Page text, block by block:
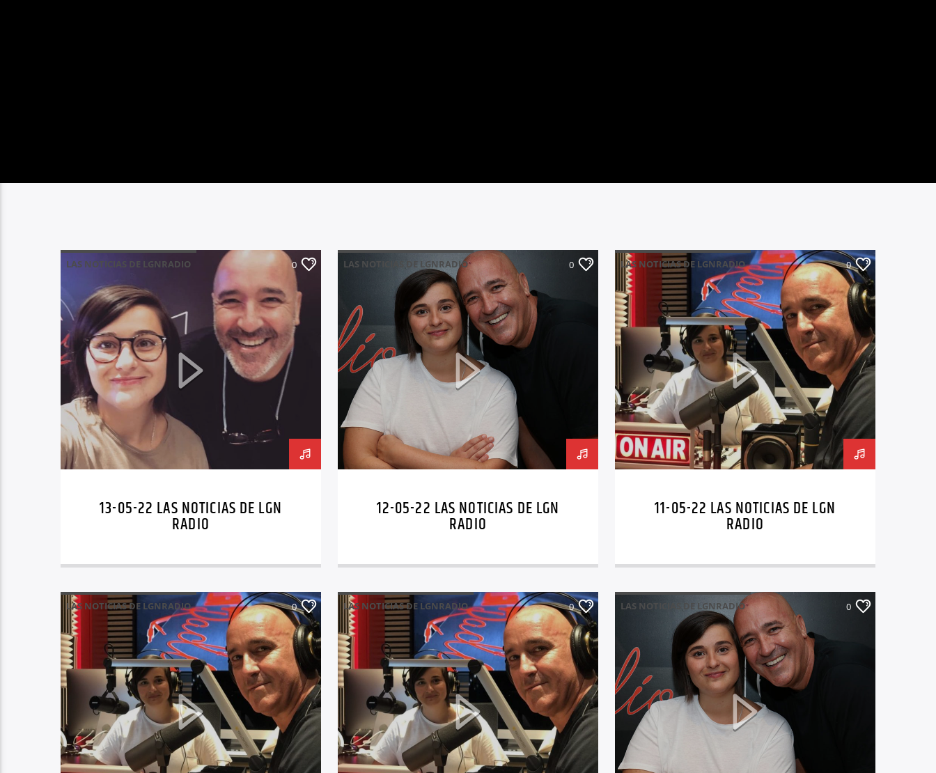
LAS NOTICIAS DE LGNRADIO 0
13-05-22 LAS NOTICIAS DE LGN
RADIO
LAS NOTICIAS DE LGNRADIO 0
12-05-22 LAS NOTICIAS DE LGN
RADIO
LAS NOTICIAS DE LGNRADIO 0
11-05-22 LAS NOTICIAS DE LGN
RADIO
LAS NOTICIAS DE LGNRADIO 0 LAS NOTICIAS DE LGNRADIO 0 LAS NOTICIAS DE LGNRADIO 0